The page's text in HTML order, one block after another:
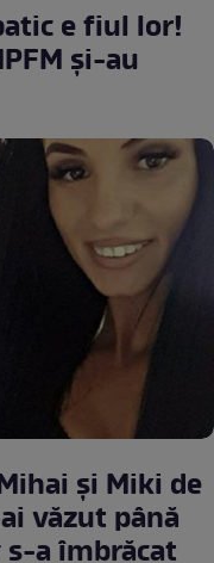
e fiul lor!
şi-au
și Miki de
văzut până
a îmbrăcat